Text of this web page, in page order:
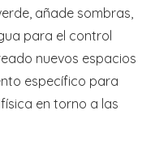
añade sombras,
para el control
nuevos espacios
específico para
en torno a las